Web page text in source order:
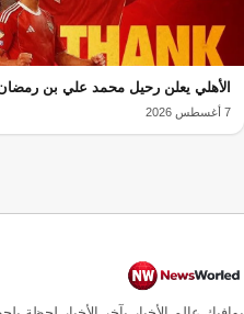
الأهلي يعلن رحيل محمد علي بن
7 أغسطس 2026